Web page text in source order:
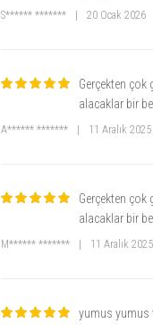
S****** ******* 20 Ocak 2026
Gerçekten çok
alacaklar bir
A****** ******* 11 Aralık 2025
Gerçekten çok
alacaklar bir
M****** ******* 11 Aralık 2025
yumus yumus